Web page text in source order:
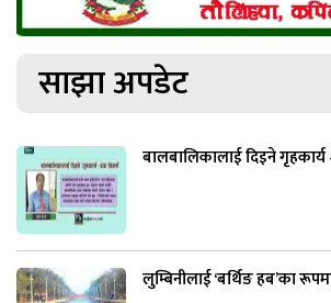
साझा अपडेट
बालबालिकालाई दिइने
लुम्बिनीलाई ‘बर्थिङ हब’का